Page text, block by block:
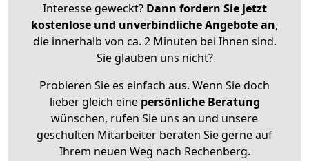
Interesse geweckt? Dann fordern Sie jetzt
kostenlose und unverbindliche Angebote an,
die innerhalb von ca. 2 Minuten bei Ihnen sind.
Sie glauben uns nicht?
Probieren Sie es einfach aus. Wenn Sie doch
lieber gleich eine persönliche Beratung
wünschen, rufen Sie uns an und unsere
geschulten Mitarbeiter beraten Sie gerne auf
Ihrem neuen Weg nach Rechenberg.